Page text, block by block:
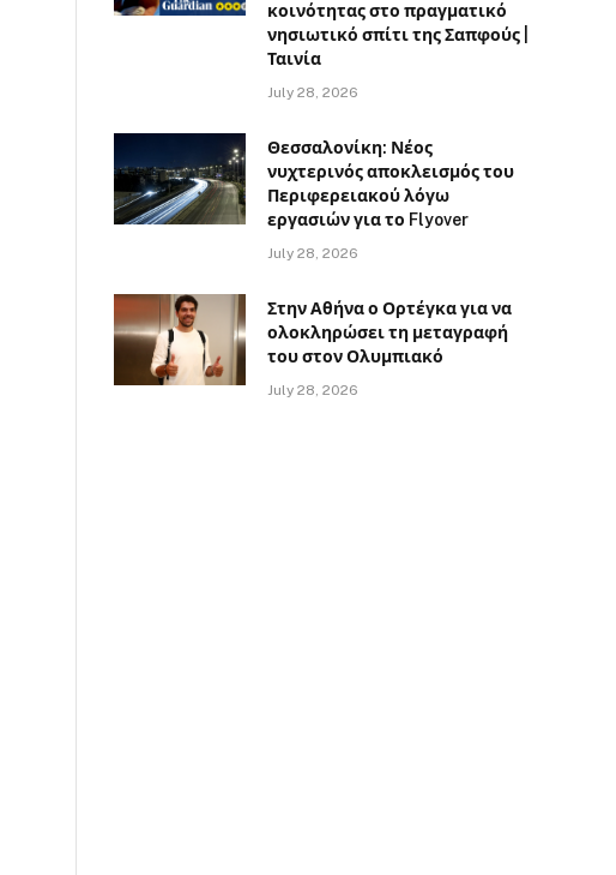
κοινότητας στο πραγματικό
νησιωτικό σπίτι της Σαπφούς |
Ταινία
July 28, 2026
Θεσσαλονίκη: Νέος
νυχτερινός αποκλεισμός του
Περιφερειακού λόγω
εργασιών για το Flyover
July 28, 2026
Στην Αθήνα ο Ορτέγκα για να
ολοκληρώσει τη μεταγραφή
του στον Ολυμπιακό
July 28, 2026